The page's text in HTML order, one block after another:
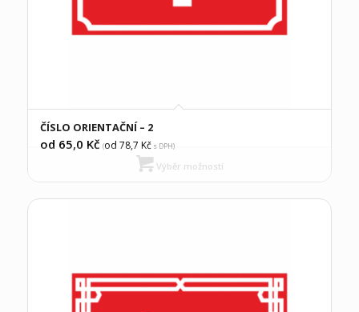
ČÍSLO ORIENTAČNÍ – 2
od 65,0 Kč (od 78,7 Kčs DPH)
Výběr možností